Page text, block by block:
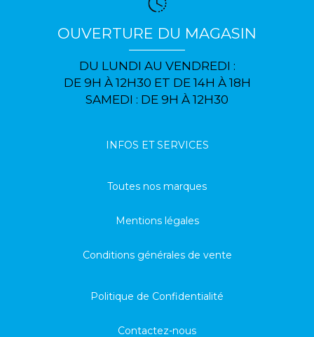
OUVERTURE DU MAGASIN
DU LUNDI AU VENDREDI :
DE 9H À 12H30 ET DE 14H À 18H
SAMEDI : DE 9H À 12H30
INFOS ET SERVICES
Toutes nos marques
Mentions légales
Conditions générales de vente
Politique de Confidentialité
Contactez-nous